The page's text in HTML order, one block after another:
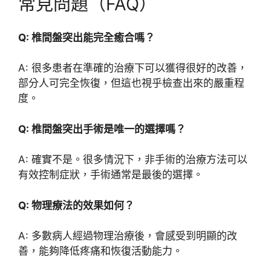
Q: 椎間盤突出能完全癒合嗎？
A: 很多患者在準確的治療下可以獲得很好的改善，
部分人可完全恢復，但這也視乎檢查出來的嚴重程
度。
Q: 椎間盤突出手術是唯一的選擇嗎？
A: 確實不是。很多情況下，非手術的治療方法可以
有效控制症狀，手術通常是最後的選擇。
Q: 物理療法的效果如何？
A: 多數病人經過物理治療後，會感受到明顯的改
善，能夠降低疼痛和恢復活動能力。